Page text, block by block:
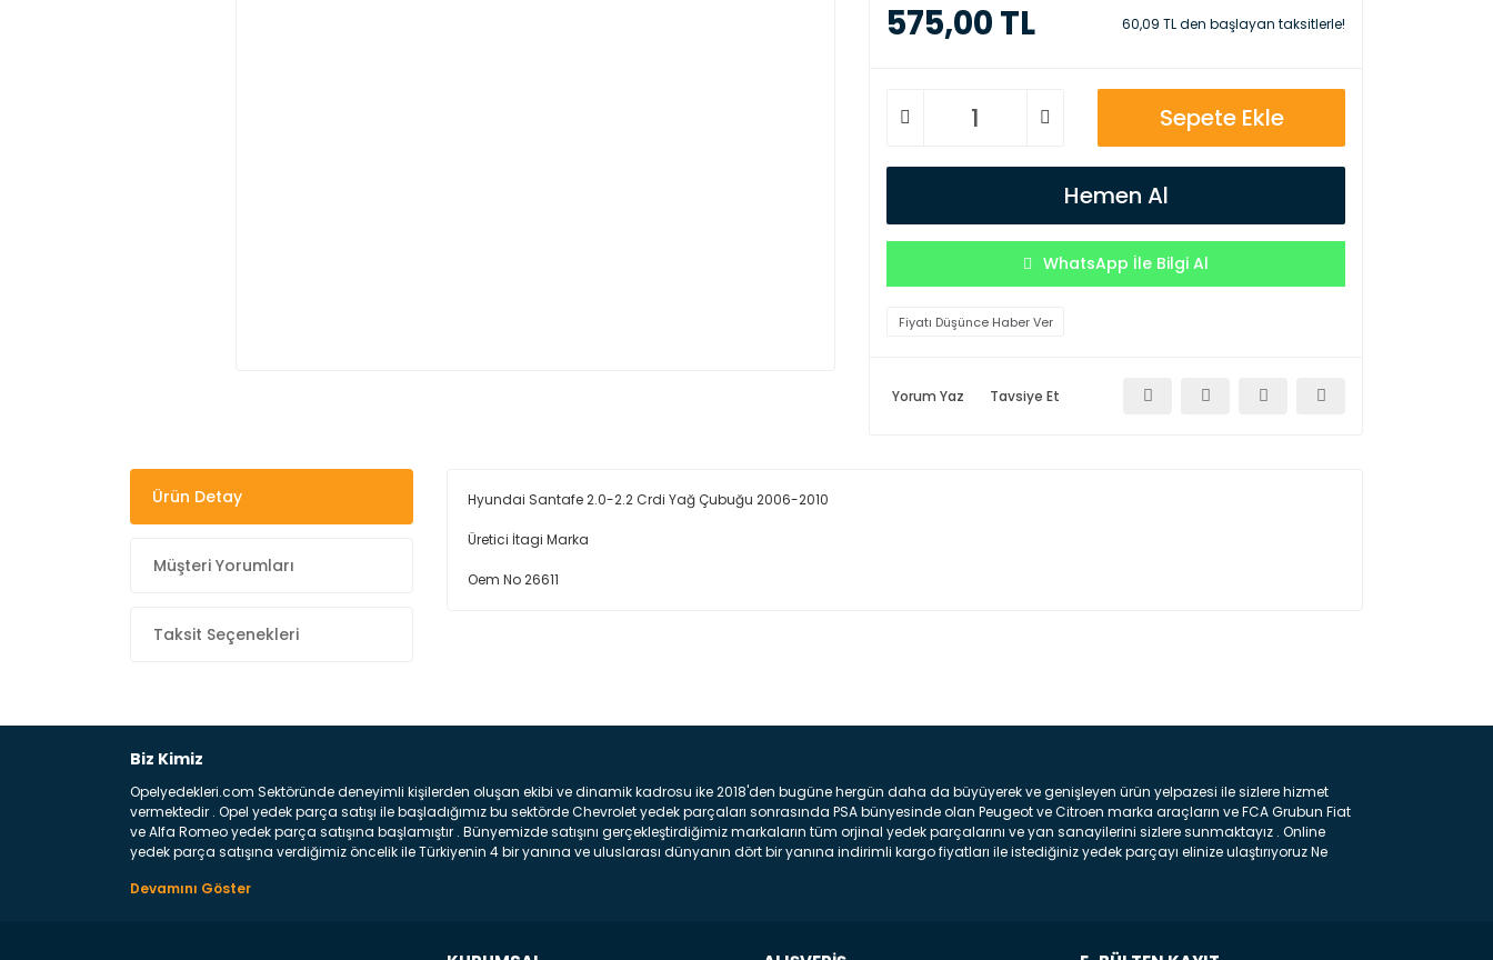
575,00 TL 60,09 TL den başlayan taksitlerle!
Sepete Ekle
Hemen Al
WhatsApp İle Bilgi Al
Fiyatı Düşünce Haber Ver
Yorum Yaz Tavsiye Et
Ürün Detay
Müşteri Yorumları
Taksit Seçenekleri
Hyundai Santafe 2.0-2.2 Crdi Yağ Çubuğu 2006-2010
Üretici İtagi Marka
Oem No 26611
Biz Kimiz
Opelyedekleri.com Sektöründe deneyimli kişilerden oluşan ekibi ve dinamik kadrosu ike 2018'den bugüne hergün daha da büyüyerek ve genişleyen ürün yelpazesi ile sizlere hizmet
vermektedir . Opel yedek parça satışı ile başladığımız bu sektörde Chevrolet yedek parçaları sonrasında PSA bünyesinde olan Peugeot ve Citroen marka araçların ve FCA Grubun Fiat
ve Alfa Romeo yedek parça satışına başlamıştır . Bünyemizde satışını gerçekleştirdiğimiz markaların tüm orjinal yedek parçalarını ve yan sanayilerini sizlere sunmaktayız . Online
yedek parça satışına verdiğimiz öncelik ile Türkiyenin 4 bir yanına ve uluslarası dünyanın dört bir yanına indirimli kargo fiyatları ile istediğiniz yedek parçayı elinize ulaştırıyoruz Ne
belirttiğimiz parçalar sizlere fikir sağlayacaktır. Ön Tampon : Aracınızın ön kısmında bulunan plastik darbe emici amacı ile yapılmış olan kaporta aksam parçasıdır. Çamurluk :
üretilmiş disk ile teması sayesinde durmayı sağlayan aksam parçadır . Fren Diski : Aracımızın ön ve arka tekerlerinde bulunan frenleme ana elemanıdır . Hangi Araçlara Yedek Parça